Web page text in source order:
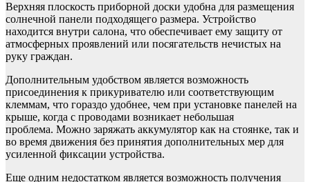
Верхняя плоскость приборной доски удобна для размещения
солнечной панели подходящего размера. Устройство
находится внутри салона, что обеспечивает ему защиту от
атмосферных проявлений или посягательств нечистых на
руку граждан.
Дополнительным удобством является возможность
присоединения к прикуривателю или соответствующим
клеммам, что гораздо удобнее, чем при установке панелей на
крыше, когда с проводами возникает небольшая
проблема. Можно заряжать аккумулятор как на стоянке, так и
во время движения без принятия дополнительных мер для
усиленной фиксации устройства.
Еще одним недостатком является возможность получения